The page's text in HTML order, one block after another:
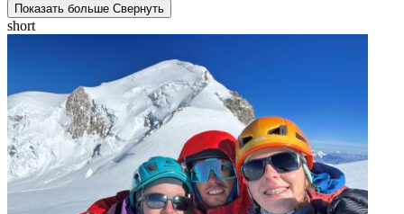
Показать больше Свернуть
short